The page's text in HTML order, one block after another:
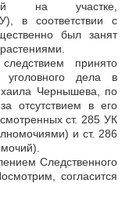
на участке,
в соответствии с
был занят
принято
дела в
Чернышева, по
отсутствием в его
ст. 285 УК
и ст. 286
Следственного
согласится